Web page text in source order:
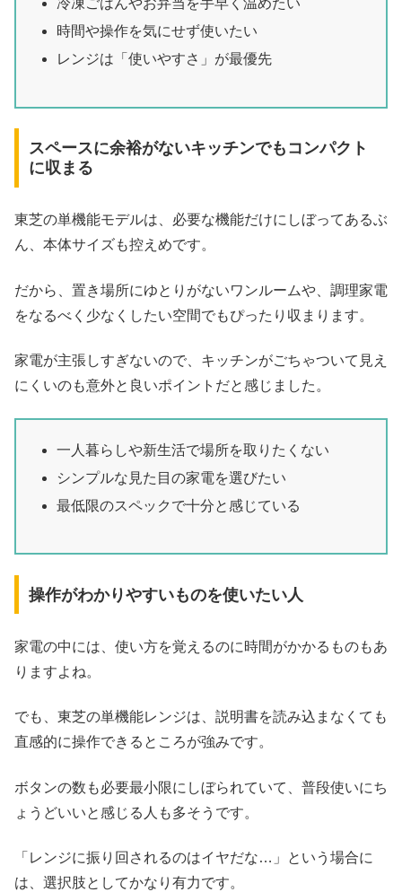
時間や操作を気にせず使いたい
レンジは「使いやすさ」が最優先
スペースに余裕がないキッチンでもコンパクト
に収まる
東芝の単機能モデルは、必要な機能だけにしぼってあるぶ
ん、本体サイズも控えめです。
だから、置き場所にゆとりがないワンルームや、調理家電
をなるべく少なくしたい空間でもぴったり収まります。
家電が主張しすぎないので、キッチンがごちゃついて見え
にくいのも意外と良いポイントだと感じました。
一人暮らしや新生活で場所を取りたくない
シンプルな見た目の家電を選びたい
最低限のスペックで十分と感じている
操作がわかりやすいものを使いたい人
家電の中には、使い方を覚えるのに時間がかかるものもあ
りますよね。
でも、東芝の単機能レンジは、説明書を読み込まなくても
直感的に操作できるところが強みです。
ボタンの数も必要最小限にしぼられていて、普段使いにち
ょうどいいと感じる人も多そうです。
「レンジに振り回されるのはイヤだな…」という場合に
は、選択肢としてかなり有力です。